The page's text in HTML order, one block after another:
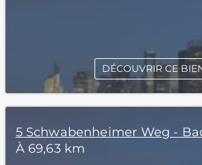
DÉCOUVRIR CE
5 Schwabenheimer Weg -
À 69,63 km